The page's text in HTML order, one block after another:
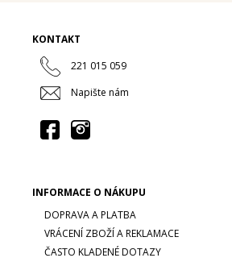
KONTAKT
221 015 059
Napište nám
INFORMACE O NÁKUPU
DOPRAVA A PLATBA
VRÁCENÍ ZBOŽÍ A REKLAMACE
ČASTO KLADENÉ DOTAZY